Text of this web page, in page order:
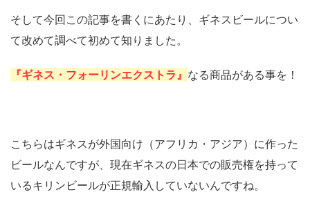
そして今回この記事を書くにあたり、ギネスビールについ
て改めて調べて初めて知りました。
『ギネス・フォーリンエクストラ』 なる商品がある事を！
こちらはギネスが外国向け（アフリカ・アジア）に作った
ビールなんですが、現在ギネスの日本での販売権を持って
いるキリンビールが正規輸入していないんですね。